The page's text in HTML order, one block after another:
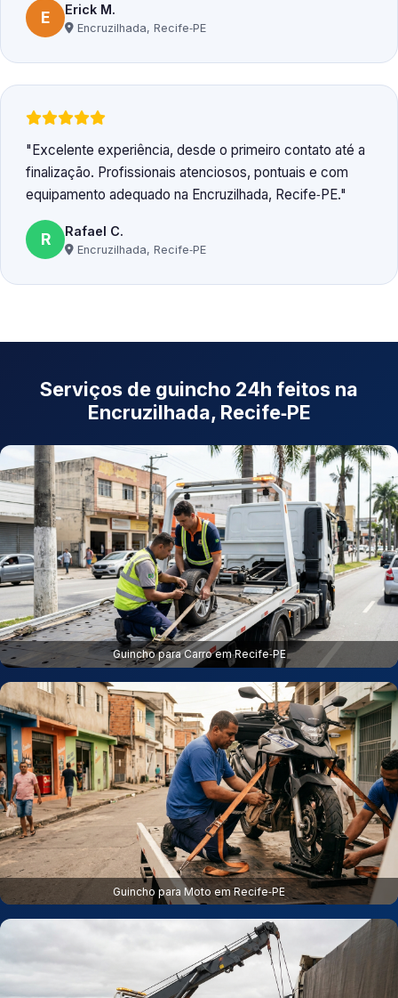
E Erick M.
Encruzilhada, Recife‑PE
Excelente experiência, desde o primeiro contato até a
finalização. Profissionais atenciosos, pontuais e com
equipamento adequado na Encruzilhada, Recife‑PE.
R Rafael C.
Encruzilhada, Recife‑PE
Serviços de guincho 24h feitos na
Encruzilhada, Recife‑PE
Guincho para Carro em Recife‑PE
Guincho para Moto em Recife‑PE